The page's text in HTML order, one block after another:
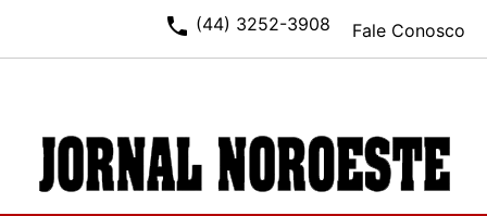
Fale Conosco
phone (44) 3252-3908